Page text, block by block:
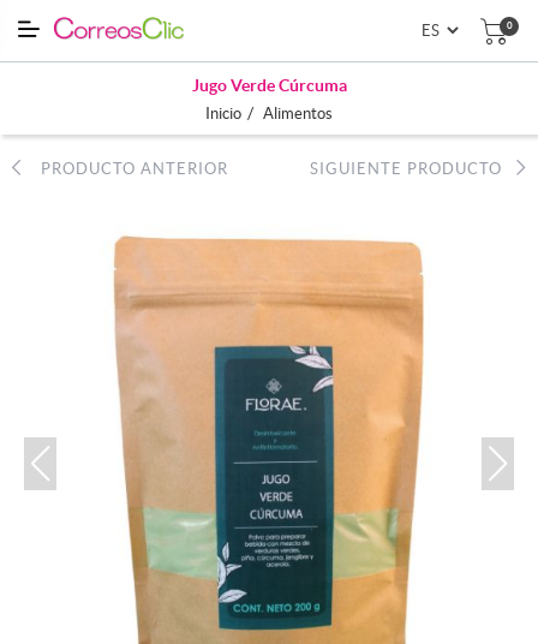
0
Jugo Verde Cúrcuma
Inicio / Alimentos
PRODUCTO ANTERIOR SIGUIENTE PRODUCTO